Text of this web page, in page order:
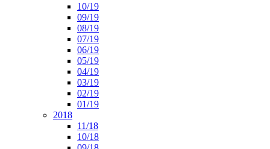
10/19
09/19
08/19
07/19
06/19
05/19
04/19
03/19
02/19
01/19
2018
11/18
10/18